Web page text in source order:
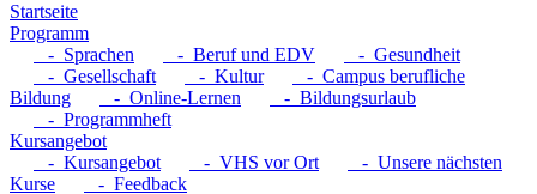
Startseite
Programm
- Sprachen
- Beruf und EDV
- Gesundheit
- Gesellschaft
- Kultur
- Campus berufliche
Bildung
- Online-Lernen
- Bildungsurlaub
- Programmheft
Kursangebot
- Kursangebot
- VHS vor Ort
- Unsere nächsten
Kurse
- Feedback